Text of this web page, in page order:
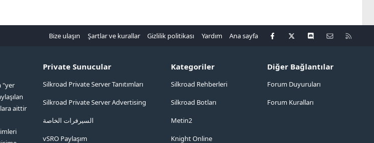
Bize ulaşın Şartlar ve kurallar Gizlilik politikası Yardım Ana sayfa Facebook
X Discord Bize ulaşın
"yer
aittir
Private Sunucular
Silkroad Private Server Tanıtımları
Silkroad Private Server Advertising
السيرفرات الخاصة
vSRO Paylaşım
Kategoriler
Silkroad Rehberleri
Silkroad Botları
Metin2
Knight Online
Diğer Bağlantılar
Forum Duyuruları
Forum Kuralları